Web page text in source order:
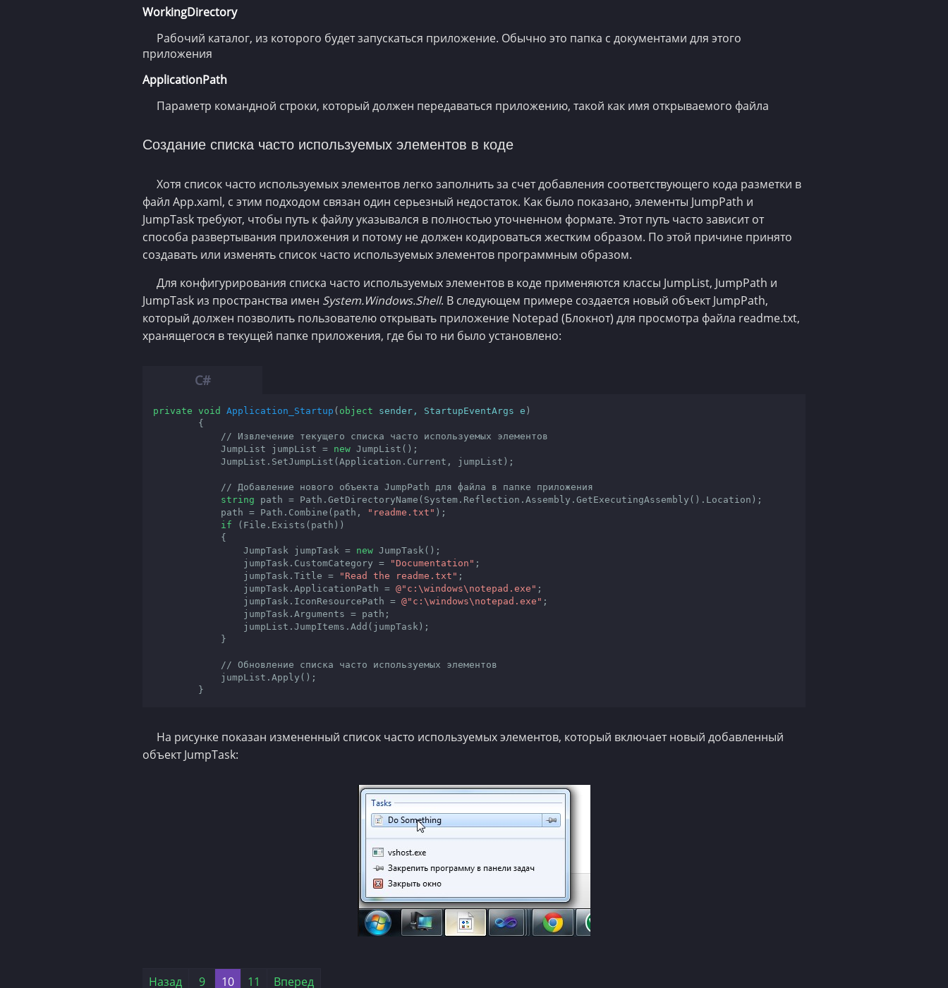
WorkingDirectorу
Рабочий каталог, из которого будет запускаться приложение. Обычно это папка с документами для этого
приложения
ApplicationPath
Параметр командной строки, который должен передаваться приложению, такой как имя открываемого файла
Создание списка часто используемых элементов в коде
Хотя список часто используемых элементов легко заполнить за счет добавления соответствующего кода разметки в
файл App.xaml, с этим подходом связан один серьезный недостаток. Как было показано, элементы JumpPath и
JumpTask требуют, чтобы путь к файлу указывался в полностью уточненном формате. Этот путь часто зависит от
способа развертывания приложения и потому не должен кодироваться жестким образом. По этой причине принято
создавать или изменять список часто используемых элементов программным образом.
Для конфигурирования списка часто используемых элементов в коде применяются классы JumpList, JumpPath и
JumpTask из пространства имен System.Windows.Shell. В следующем примере создается новый объект JumpPath,
который должен позволить пользователю открывать приложение Notepad (Блокнот) для просмотра файла readme.txt,
хранящегося в текущей папке приложения, где бы то ни было установлено:
private void Application_Startup ( object sender, StartupEventArgs e )
{
// Извлечение текущего списка часто используемых элементов
            JumpList jumpList =
new JumpList();
// Добавление нового объекта JumpPath для файла в папке приложения
string path = Path.GetDirectoryName(System.Reflection.Assembly.GetExecutingAssembly().Location);
            path = Path.Combine(path,
"readme.txt" );
if (File.Exists(path))
                JumpTask jumpTask =
new JumpTask();
                jumpTask.CustomCategory =
"Documentation" ;
                jumpTask.Title =
"Read the readme.txt" ;
                jumpTask.ApplicationPath =
@"c:\windows\notepad.exe" ;
                jumpTask.IconResourcePath =
@"c:\windows\notepad.exe" ;
// Обновление списка часто используемых элементов
        }
На рисунке показан измененный список часто используемых элементов, который включает новый добавленный
объект JumpTask: